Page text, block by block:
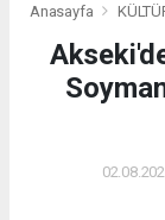
Anasayfa